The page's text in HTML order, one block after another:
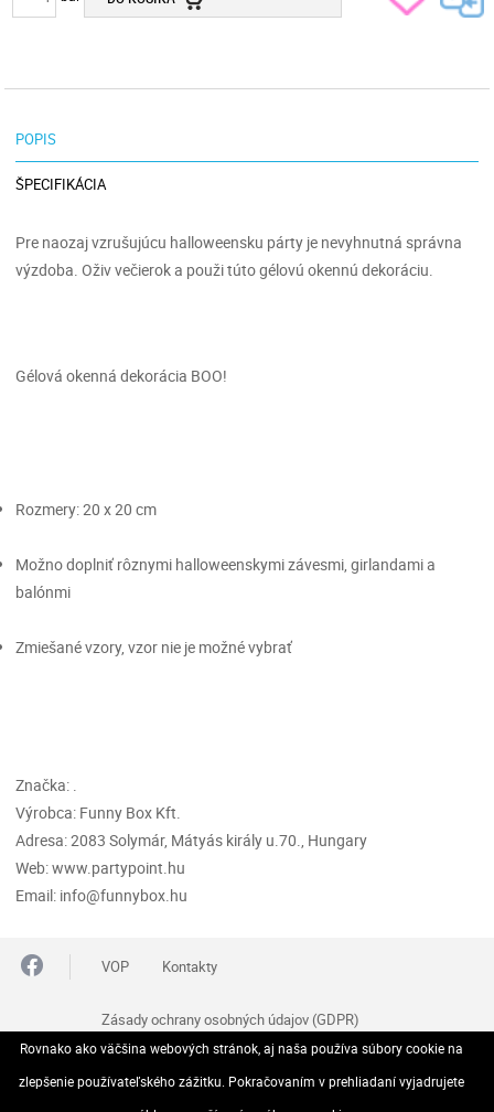
POPIS
ŠPECIFIKÁCIA
Pre naozaj vzrušujúcu halloweensku párty je nevyhnutná správna
výzdoba. Oživ večierok a použi túto gélovú okennú dekoráciu.
Gélová okenná dekorácia BOO!
Rozmery: 20 x 20 cm
Možno doplniť rôznymi halloweenskymi závesmi, girlandami a
balónmi
Zmiešané vzory, vzor nie je možné vybrať
Značka: .
Výrobca: Funny Box Kft.
Adresa: 2083 Solymár, Mátyás király u.70., Hungary
Web: www.partypoint.hu
Email: info@funnybox.hu
VOP Kontakty
Zásady ochrany osobných údajov (GDPR)
Reklamačný poriadok Odstúpenie od zmluvy
Rovnako ako väčšina webových stránok, aj naša používa súbory cookie na
zlepšenie používateľského zážitku. Pokračovaním v prehliadaní vyjadrujete